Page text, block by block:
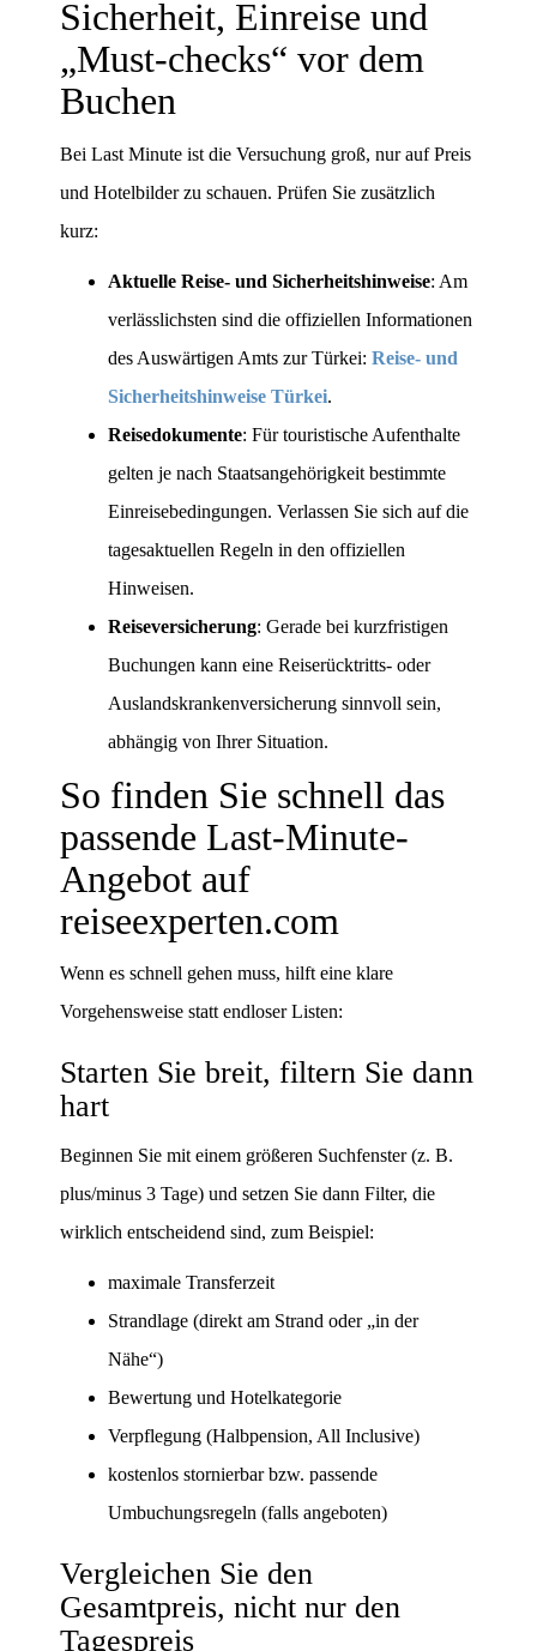
Sicherheit, Einreise und
„Must-checks“ vor dem
Buchen
Bei Last Minute ist die Versuchung groß, nur auf Preis
und Hotelbilder zu schauen. Prüfen Sie zusätzlich
kurz:
Aktuelle Reise- und Sicherheitshinweise: Am
verlässlichsten sind die offiziellen Informationen
des Auswärtigen Amts zur Türkei: Reise- und
Sicherheitshinweise Türkei.
Reisedokumente: Für touristische Aufenthalte
gelten je nach Staatsangehörigkeit bestimmte
Einreisebedingungen. Verlassen Sie sich auf die
tagesaktuellen Regeln in den offiziellen
Hinweisen.
Reiseversicherung: Gerade bei kurzfristigen
Buchungen kann eine Reiserücktritts- oder
Auslandskrankenversicherung sinnvoll sein,
abhängig von Ihrer Situation.
So finden Sie schnell das
passende Last-Minute-
Angebot auf
reiseexperten.com
Wenn es schnell gehen muss, hilft eine klare
Vorgehensweise statt endloser Listen:
Starten Sie breit, filtern Sie dann
hart
Beginnen Sie mit einem größeren Suchfenster (z. B.
plus/minus 3 Tage) und setzen Sie dann Filter, die
wirklich entscheidend sind, zum Beispiel:
maximale Transferzeit
Strandlage (direkt am Strand oder „in der
Nähe“)
Bewertung und Hotelkategorie
Verpflegung (Halbpension, All Inclusive)
kostenlos stornierbar bzw. passende
Umbuchungsregeln (falls angeboten)
Vergleichen Sie den
Gesamtpreis, nicht nur den
Tagespreis